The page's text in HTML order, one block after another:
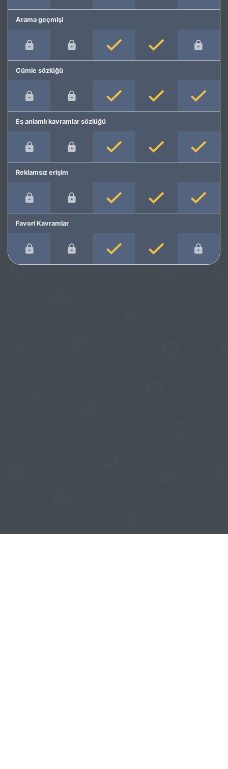
Arama geçmişi
Cümle sözlüğü
Eş anlamlı kavramlar sözlüğü
Reklamsız erişim
Favori Kavramlar